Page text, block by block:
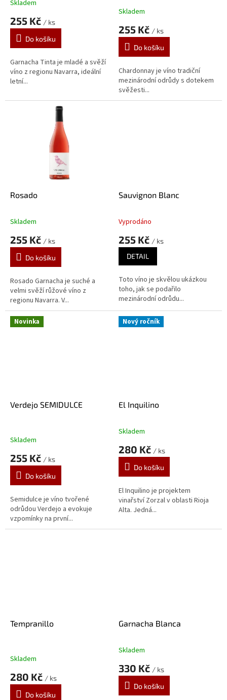
Průměrné
produktu
5,0
5
hvězdiček.
Skladem
255 Kč / ks
Do košíku
Garnacha Tinta je mladé a svěží
víno z regionu Navarra, ideální
letní...
Skladem
255 Kč / ks
Do košíku
Chardonnay je víno tradiční
mezinárodní odrůdy s dotekem
svěžesti...
Rosado
Průměrné
produktu
5,0
5
hvězdiček.
Skladem
255 Kč / ks
Do košíku
Rosado Garnacha je suché a
velmi svěží růžové víno z
regionu Navarra. V...
Sauvignon Blanc
Průměrné
produktu
5
hvězdiček.
Vyprodáno
255 Kč / ks
DETAIL
Toto víno je skvělou ukázkou
toho, jak se podařilo
mezinárodní odrůdu...
Novinka
Verdejo SEMIDULCE
Skladem
255 Kč / ks
Do košíku
Semidulce je víno tvořené
odrůdou Verdejo a evokuje
vzpomínky na první...
Nový ročník
El Inquilino
Průměrné
produktu
5,0
5
hvězdiček.
Skladem
280 Kč / ks
Do košíku
El Inquilino je projektem
vinařství Zorzal v oblasti Rioja
Alta. Jedná...
Tempranillo
Skladem
280 Kč / ks
Do košíku
Garnacha Blanca
Průměrné
produktu
5,0
Skladem
330 Kč / ks
Do košíku